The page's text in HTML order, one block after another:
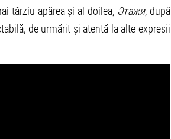
târziu apărea și al doilea, Этажи, după
de urmărit și atentă la alte expresii